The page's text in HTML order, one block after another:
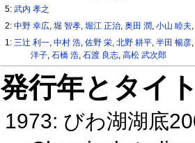
5:武内 孝之
2:中野 幸広,堀 智孝,堀江 正治,奥田 潤,小山 睦夫
1:三辻 利一,中村 浩,佐野 栄,北野 耕平,半田 暢彦
洋子, 石橋 浩, 石渡 良志, 高松 武次郎
発行年とタイ
1973: びわ湖湖底